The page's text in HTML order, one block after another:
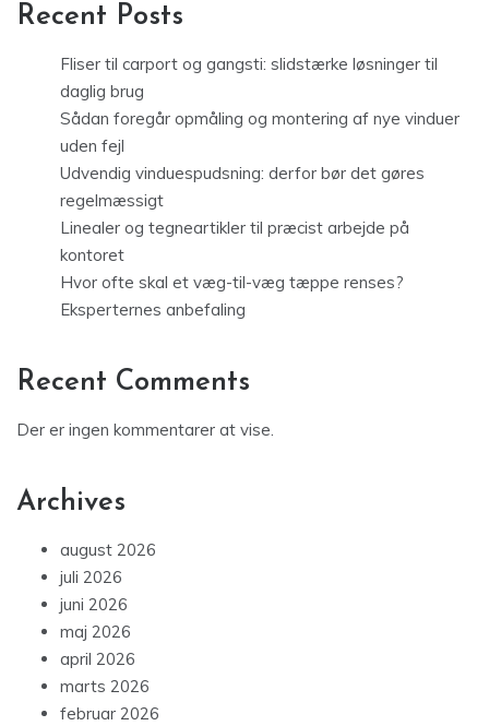
Recent Posts
Fliser til carport og gangsti: slidstærke løsninger til
daglig brug
Sådan foregår opmåling og montering af nye vinduer
uden fejl
Udvendig vinduespudsning: derfor bør det gøres
regelmæssigt
Linealer og tegneartikler til præcist arbejde på
kontoret
Hvor ofte skal et væg-til-væg tæppe renses?
Eksperternes anbefaling
Recent Comments
Der er ingen kommentarer at vise.
Archives
august 2026
juli 2026
juni 2026
maj 2026
april 2026
marts 2026
februar 2026